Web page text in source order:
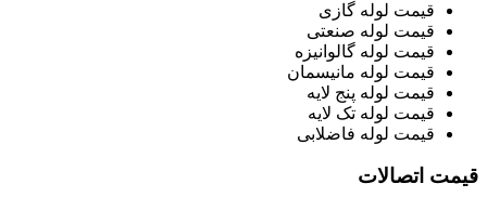
قیمت لوله گازی
قیمت لوله صنعتی
قیمت لوله گالوانیزه
قیمت لوله مانیسمان
قیمت لوله پنج لایه
قیمت لوله تک لایه
قیمت لوله فاضلابی
قیمت اتصالات